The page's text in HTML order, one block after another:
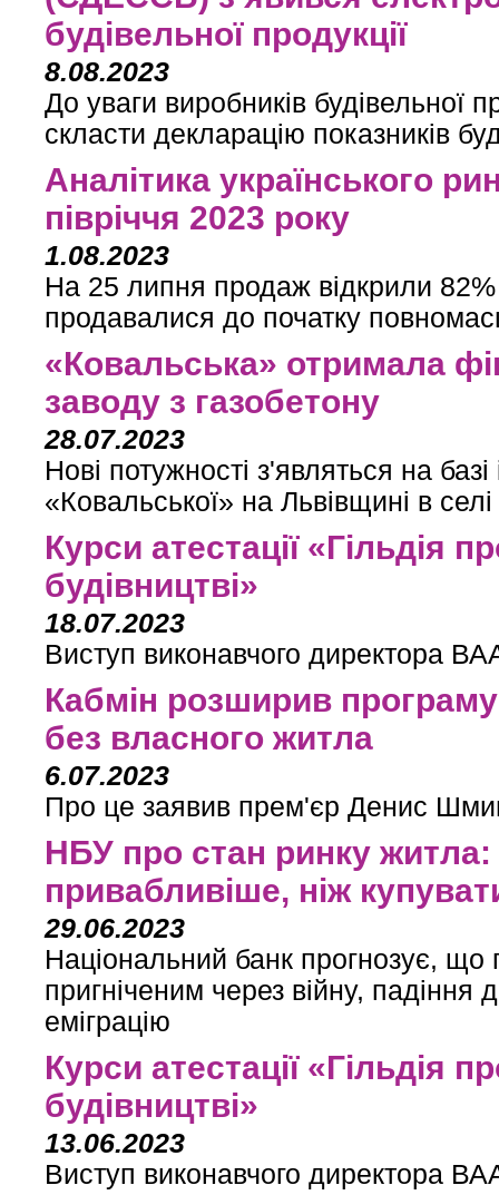
будівельної продукції
8.08.2023
До уваги виробників будівельної
скласти декларацію показників
Аналітика українського
півріччя 2023 року
1.08.2023
На 25 липня продаж відкрили 82%
продавалися до початку
«Ковальська» отримала
заводу з газобетону
28.07.2023
Нові потужності з'являться на
«Ковальської» на Львівщині в
Курси атестації «Гільдія
будівництві»
18.07.2023
Виступ виконавчого директора
Кабмін розширив програму
без власного житла
6.07.2023
Про це заявив прем'єр Денис
НБУ про стан ринку
привабливіше, ніж
29.06.2023
Національний банк прогнозує,
пригніченим через війну, падіння
еміграцію
Курси атестації «Гільдія
будівництві»
13.06.2023
Виступ виконавчого директора